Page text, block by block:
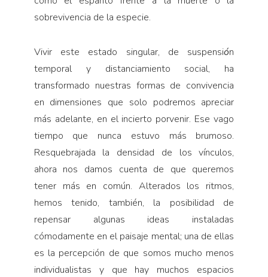
sobrevivencia de la especie.
Vivir este estado singular, de suspensión
temporal y distanciamiento social, ha
transformado nuestras formas de convivencia
en dimensiones que solo podremos apreciar
más adelante, en el incierto porvenir. Ese vago
tiempo que nunca estuvo más brumoso.
Resquebrajada la densidad de los vínculos,
ahora nos damos cuenta de que queremos
tener más en común. Alterados los ritmos,
hemos tenido, también, la posibilidad de
repensar algunas ideas instaladas
cómodamente en el paisaje mental; una de ellas
es la percepción de que somos mucho menos
individualistas y que hay muchos espacios